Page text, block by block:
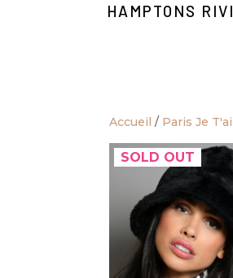
HAMPTONS
Accueil / Paris Je
SOLD OUT